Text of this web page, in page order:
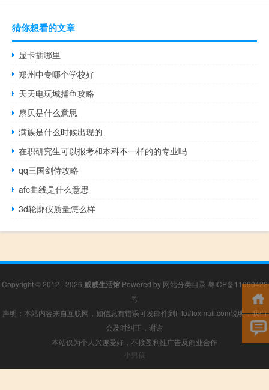
猜你想看的文章
显卡插哪里
郑州中专哪个学校好
天天电玩城捕鱼攻略
扇贝是什么意思
满族是什么时候出现的
在职研究生可以报考和本科不一样的的专业吗
qq三国剑侍攻略
afc曲线是什么意思
3d轮廓仪质量怎么样
Copyright © 2012 - 2026 威威生活馆Powered by 网站分类目录 粤ICP备11090422
号
声明：本站内容来自互联网，如信息有错误可发邮件到f_fb#foxmail.com说明，我们
会及时纠正，谢谢
本站仅为个人兴趣爱好，不接盈利性广告及商业合作
小男孩